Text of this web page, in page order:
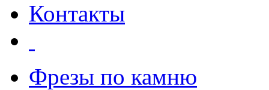
Контакты
Фрезы по камню